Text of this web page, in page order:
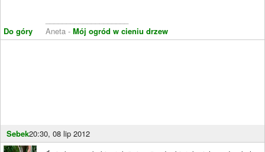
Do góry
Aneta - Mój ogród w cieniu drzew
Sebek20:30, 08 lip 2012